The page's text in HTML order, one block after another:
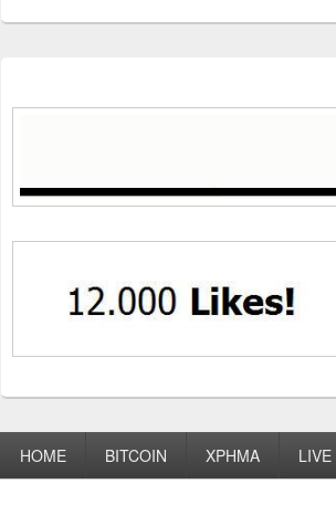
HOME BITCOIN ΧΡΗΜΑ